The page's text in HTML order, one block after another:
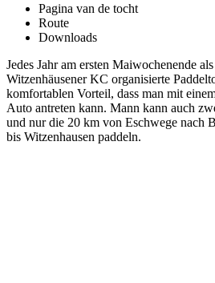
Pagina van de tocht
Route
Downloads
Jedes Jahr am ersten Maiwochenende
Witzenhäusener KC organisierte
komfortablen Vorteil, dass man mit
Auto antreten kann. Mann kann auch
und nur die 20 km von Eschwege nach
bis Witzenhausen paddeln.